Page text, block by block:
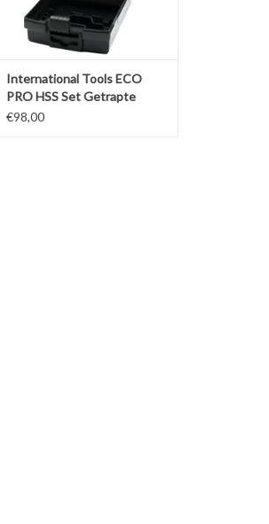
International Tools ECO
PRO HSS Set Getrapte
Plaatborenset
€98,00